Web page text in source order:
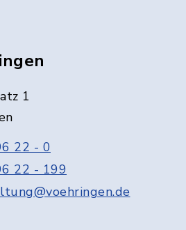
1
22 - 0
22 - 199